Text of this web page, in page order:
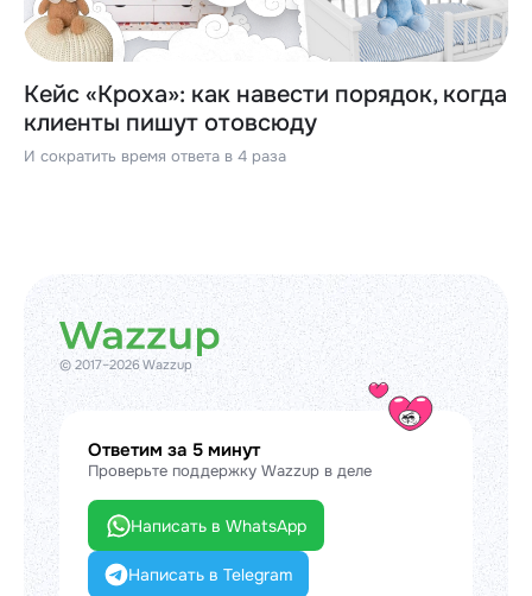
Кейс «Кроха»: как навести порядок, когда
клиенты пишут отовсюду
И сократить время ответа в 4 раза
© 2017–2026 Wazzup
Ответим за 5 минут
Проверьте поддержку Wazzup в деле
Написать в WhatsApp
Написать в Telegram